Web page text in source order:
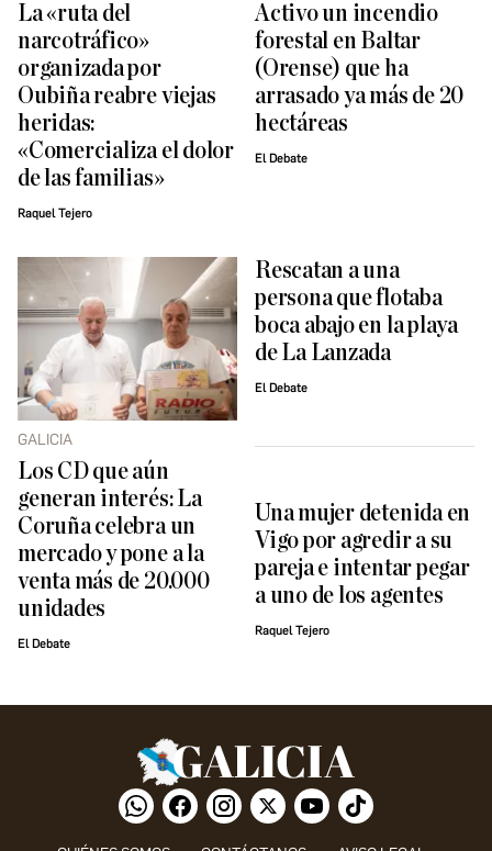
La «ruta del
narcotráfico»
organizada por
Oubiña reabre viejas
heridas:
«Comercializa el dolor
de las familias»
Raquel Tejero
Activo un incendio
forestal en Baltar
(Orense) que ha
arrasado ya más de 20
hectáreas
El Debate
GALICIA
Los CD que aún
generan interés: La
Coruña celebra un
mercado y pone a la
venta más de 20.000
unidades
El Debate
Rescatan a una
persona que flotaba
boca abajo en la playa
de La Lanzada
El Debate
Una mujer detenida en
Vigo por agredir a su
pareja e intentar pegar
a uno de los agentes
Raquel Tejero